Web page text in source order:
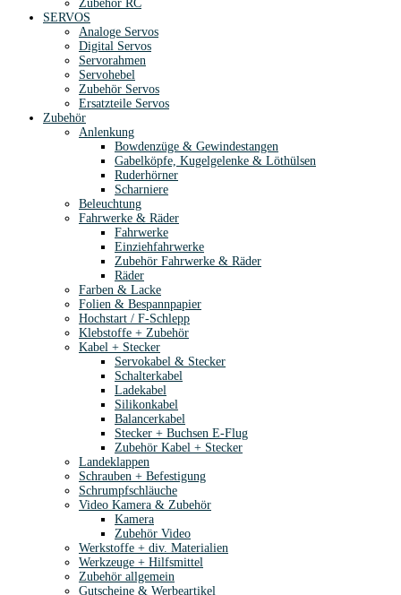
Zubehör RC
SERVOS
Analoge Servos
Digital Servos
Servorahmen
Servohebel
Zubehör Servos
Ersatzteile Servos
Zubehör
Anlenkung
Bowdenzüge & Gewindestangen
Gabelköpfe, Kugelgelenke & Löthülsen
Ruderhörner
Scharniere
Beleuchtung
Fahrwerke & Räder
Fahrwerke
Einziehfahrwerke
Zubehör Fahrwerke & Räder
Räder
Farben & Lacke
Folien & Bespannpapier
Hochstart / F-Schlepp
Klebstoffe + Zubehör
Kabel + Stecker
Servokabel & Stecker
Schalterkabel
Ladekabel
Silikonkabel
Balancerkabel
Stecker + Buchsen E-Flug
Zubehör Kabel + Stecker
Landeklappen
Schrauben + Befestigung
Schrumpfschläuche
Video Kamera & Zubehör
Kamera
Zubehör Video
Werkstoffe + div. Materialien
Werkzeuge + Hilfsmittel
Zubehör allgemein
Gutscheine & Werbeartikel